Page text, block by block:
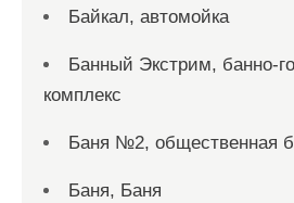
Байкал, автомойка
Банный Экстрим, банно-
комплекс
Баня №2, общественная
Баня, Баня